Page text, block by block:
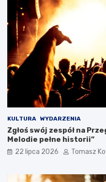
KULTURA WYDARZENIA
Zgłoś swój zespół na
Melodie pełne historii”
22 lipca 2026 Tomasz